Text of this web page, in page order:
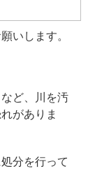
いします。
ど、川を汚
がありま
分を行って